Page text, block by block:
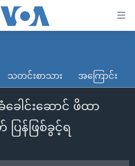
လွန်
သတင်းစာသား အကြောင်း
ါင်းဆောင် ဖိထာ
န်ဖြစ်ခွင့်ရ